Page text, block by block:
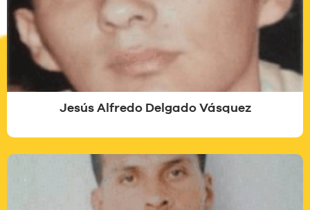
Jesús Alfredo Delgado Vásquez